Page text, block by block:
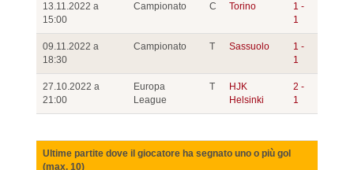
13.11.2022 a
15:00
Campionato C Torino
1 -
1
09.11.2022 a
18:30
Campionato T Sassuolo
1 -
1
27.10.2022 a
21:00
Europa
League
T
HJK
Helsinki
2 -
1
Ultime partite dove il giocatore ha segnato uno o più gol
(max. 10)